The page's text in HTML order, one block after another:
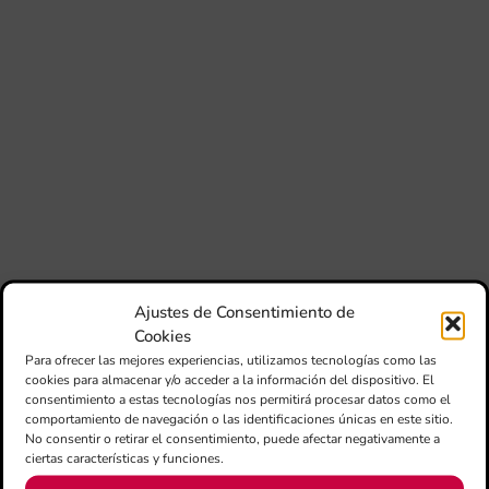
Ajustes de Consentimiento de
Cookies
Para ofrecer las mejores experiencias, utilizamos tecnologías como las
cookies para almacenar y/o acceder a la información del dispositivo. El
consentimiento a estas tecnologías nos permitirá procesar datos como el
comportamiento de navegación o las identificaciones únicas en este sitio.
No consentir o retirar el consentimiento, puede afectar negativamente a
ciertas características y funciones.